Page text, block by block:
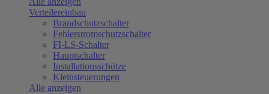
Verteilereinbau
Brandschutzschalter
Fehlerstromschutzschalter
FI-LS-Schalter
Hauptschalter
Installationsschütze
Kleinsteuerungen
Alle anzeigen